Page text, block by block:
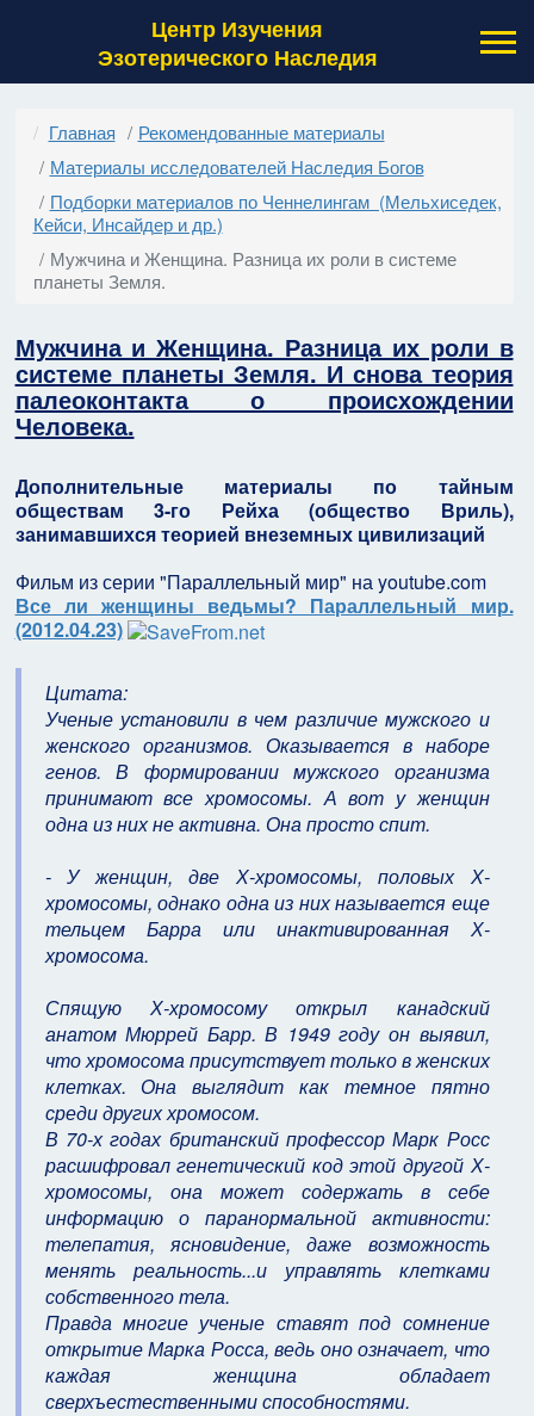
Центр Изучения
Эзотерического Наследия
Главная
Рекомендованные материалы
Материалы исследователей Наследия Богов
Подборки материалов по Ченнелингам (Мельхиседек,
Кейси, Инсайдер и др.)
Мужчина и Женщина. Разница их роли в системе
планеты Земля.
Мужчина и Женщина. Разница их роли в
системе планеты Земля. И снова теория
палеоконтакта о происхождении
Человека.
Дополнительные материалы по тайным
обществам 3-го Рейха (общество Вриль),
занимавшихся теорией внеземных цивилизаций
Фильм из серии "Параллельный мир" на youtube.com
Все ли женщины ведьмы? Параллельный мир.
(2012.04.23)
Цитата:
Ученые установили в чем различие мужского и
женского организмов. Оказывается в наборе
генов. В формировании мужского организма
принимают все хромосомы. А вот у женщин
одна из них не активна. Она просто спит.
- У женщин, две Х-хромосомы, половых Х-
хромосомы, однако одна из них называется еще
тельцем Барра или инактивированная Х-
хромосома.
Спящую Х-хромосому открыл канадский
анатом Мюррей Барр. В 1949 году он выявил,
что хромосома присутствует только в женских
клетках. Она выглядит как темное пятно
среди других хромосом.
В 70-х годах британский профессор Марк Росс
расшифровал генетический код этой другой Х-
хромосомы, она может содержать в себе
информацию о паранормальной активности:
телепатия, ясновидение, даже возможность
менять реальность...и управлять клетками
собственного тела.
Правда многие ученые ставят под сомнение
открытие Марка Росса, ведь оно означает, что
каждая женщина обладает
сверхъестественными способностями.